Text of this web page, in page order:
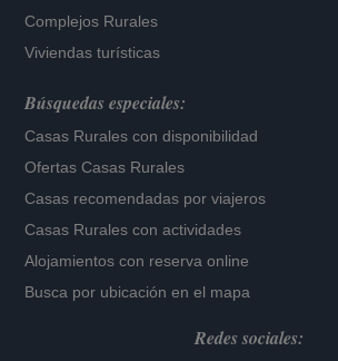
Complejos Rurales
Viviendas turísticas
Búsquedas especiales:
Casas Rurales con disponibilidad
Ofertas Casas Rurales
Casas recomendadas por viajeros
Casas Rurales con actividades
Alojamientos con reserva online
Busca por ubicación en el mapa
Redes sociales: